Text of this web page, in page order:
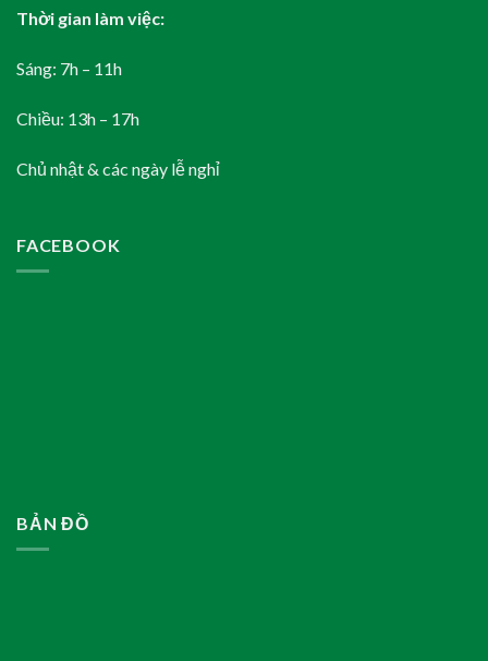
Thời gian làm việc:
Sáng: 7h – 11h
Chiều: 13h – 17h
Chủ nhật & các ngày lễ nghỉ
FACEBOOK
BẢN ĐỒ